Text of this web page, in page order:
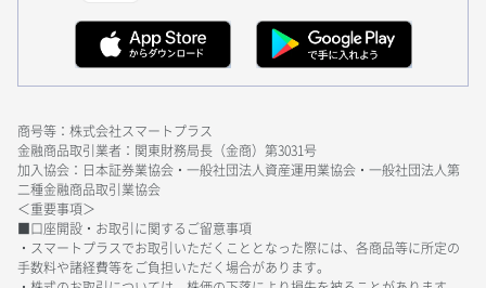
商号等：株式会社スマートプラス
金融商品取引業者：関東財務局長（金商）第3031号
加入協会：日本証券業協会・一般社団法人資産運用業協会・一般社団法人第
二種金融商品取引業協会
＜重要事項＞
■口座開設・お取引に関するご留意事項
・スマートプラスでお取引いただくこととなった際には、各商品等に所定の
手数料や諸経費等をご負担いただく場合があります。